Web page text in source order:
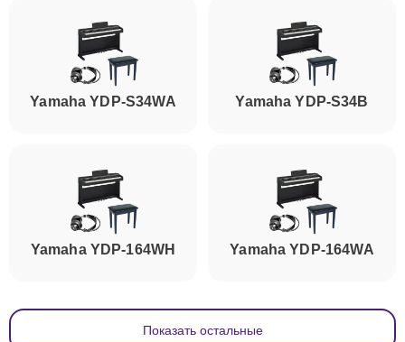
Yamaha YDP-S34WA Yamaha YDP-S34B
Yamaha YDP-164WH Yamaha YDP-164WA
Показать остальные